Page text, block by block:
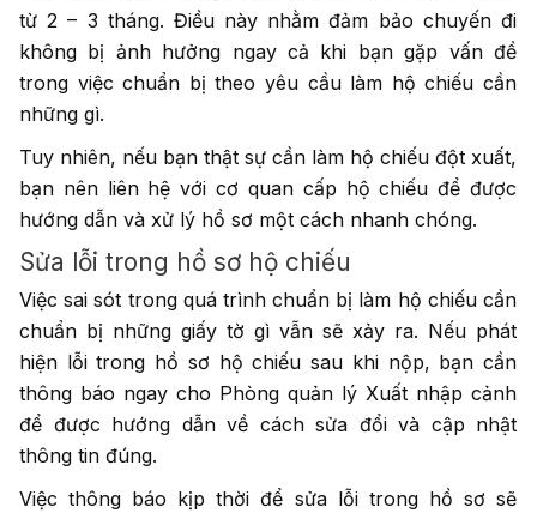
từ 2 – 3 tháng. Điều này nhằm đảm bảo chuyến đi
không bị ảnh hưởng ngay cả khi bạn gặp vấn đề
trong việc chuẩn bị theo yêu cầu làm hộ chiếu cần
những gì.
Tuy nhiên, nếu bạn thật sự cần làm hộ chiếu đột xuất,
bạn nên liên hệ với cơ quan cấp hộ chiếu để được
hướng dẫn và xử lý hồ sơ một cách nhanh chóng.
Sửa lỗi trong hồ sơ hộ chiếu
Việc sai sót trong quá trình chuẩn bị làm hộ chiếu cần
chuẩn bị những giấy tờ gì vẫn sẽ xảy ra. Nếu phát
hiện lỗi trong hồ sơ hộ chiếu sau khi nộp, bạn cần
thông báo ngay cho Phòng quản lý Xuất nhập cảnh
để được hướng dẫn về cách sửa đổi và cập nhật
thông tin đúng.
Việc thông báo kịp thời để sửa lỗi trong hồ sơ sẽ